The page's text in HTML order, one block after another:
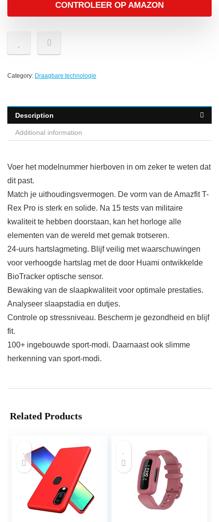
CONTROLEER OP AMAZON
Category: Draagbare technologie
Description
Additional information
Voer het modelnummer hierboven in om zeker te weten dat
dit past.
Match je uithoudingsvermogen. De vorm van de Amazfit T-
Rex Pro is sterk en solide. Na 15 tests van militaire
kwaliteit te hebben doorstaan, kan het horloge alle
elementen van de wereld met gemak trotseren.
24-uurs hartslagmeting. Blijf veilig met waarschuwingen
voor verhoogde hartslag met de door Huami ontwikkelde
BioTracker optische sensor.
Bewaking van de slaapkwaliteit voor optimale prestaties.
Analyseer slaapstadia en dutjes.
Controle op stressniveau. Bescherm je gezondheid en blijf
fit.
100+ ingebouwde sport-modi. Daarnaast ook slimme
herkenning van sport-modi.
Related Products